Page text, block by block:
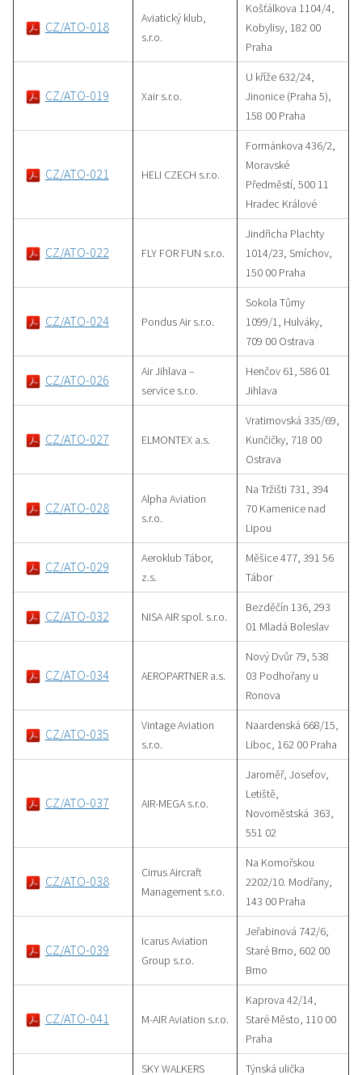
CZ/ATO-018
Aviatický klub,
s.r.o.
Košťálkova 1104/4,
Kobylisy, 182 00
Praha
CZ/ATO-019 Xair s.r.o.
U kříže 632/24,
Jinonice (Praha 5),
158 00 Praha
CZ/ATO-021 HELI CZECH s.r.o.
Formánkova 436/2,
Moravské
Předměstí, 500 11
Hradec Králové
CZ/ATO-022 FLY FOR FUN s.r.o.
Jindřicha Plachty
1014/23, Smíchov,
150 00 Praha
CZ/ATO-024 Pondus Air s.r.o.
Sokola Tůmy
1099/1, Hulváky,
709 00 Ostrava
CZ/ATO-026
Air Jihlava –
service s.r.o.
Henčov 61, 586 01
Jihlava
CZ/ATO-027 ELMONTEX a.s.
Vratimovská 335/69,
Kunčičky, 718 00
Ostrava
CZ/ATO-028
Alpha Aviation
s.r.o.
Na Tržišti 731, 394
70 Kamenice nad
Lipou
CZ/ATO-029
Aeroklub Tábor,
z.s.
Měšice 477, 391 56
Tábor
CZ/ATO-032 NISA AIR spol. s.r.o.
Bezděčín 136, 293
01 Mladá Boleslav
CZ/ATO-034 AEROPARTNER a.s.
Nový Dvůr 79, 538
03 Podhořany u
Ronova
CZ/ATO-035
Vintage Aviation
s.r.o.
Naardenská 668/15,
Liboc, 162 00 Praha
CZ/ATO-037 AIR-MEGA s.r.o.
Jaroměř, Josefov,
Letiště,
Novoměstská 363,
551 02
CZ/ATO-038
Cirrus Aircraft
Management s.r.o.
Na Komořskou
2202/10. Modřany,
143 00 Praha
CZ/ATO-039
Icarus Aviation
Group s.r.o.
Jeřabinová 742/6,
Staré Brno, 602 00
Brno
CZ/ATO-041 M-AIR Aviation s.r.o.
Kaprova 42/14,
Staré Město, 110 00
Praha
SKY WALKERS Týnská ulička